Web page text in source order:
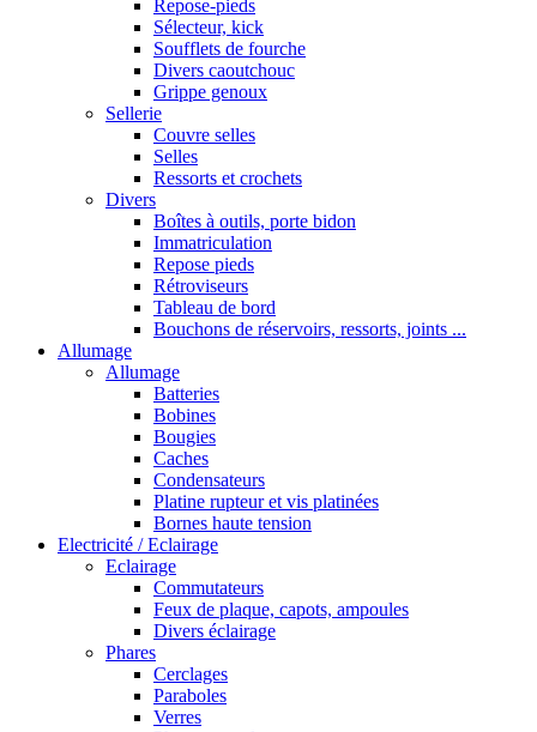
Repose-pieds
Sélecteur, kick
Soufflets de fourche
Divers caoutchouc
Grippe genoux
Sellerie
Couvre selles
Selles
Ressorts et crochets
Divers
Boîtes à outils, porte bidon
Immatriculation
Repose pieds
Rétroviseurs
Tableau de bord
Bouchons de réservoirs, ressorts, joints ...
Allumage
Allumage
Batteries
Bobines
Bougies
Caches
Condensateurs
Platine rupteur et vis platinées
Bornes haute tension
Electricité / Eclairage
Eclairage
Commutateurs
Feux de plaque, capots, ampoules
Divers éclairage
Phares
Cerclages
Paraboles
Verres